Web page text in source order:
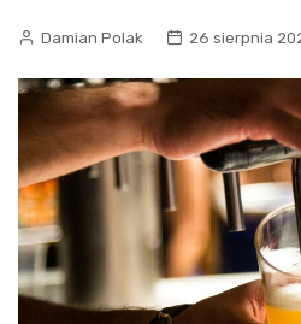
Damian Polak 26 sierpnia